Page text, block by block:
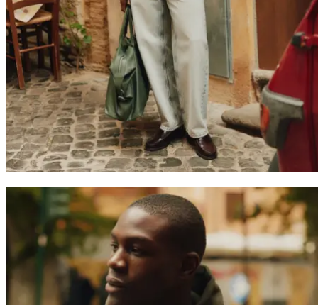
Return to home
Treten Sie der Les Deux Society bei
Erhalte Einblicke in die neuesten Kollektionen, Events und
Kollaborationen – und sichere dir 15 % Rabatt auf deine erste
Bestellung.